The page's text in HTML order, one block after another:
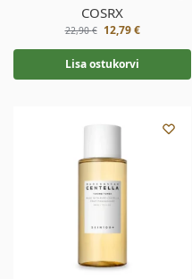
COSRX
22,90€ 12,79€
Lisa ostukorvi